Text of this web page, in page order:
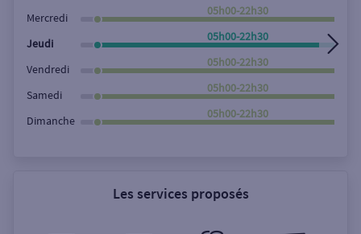
Rechercher
Mercredi
05h00-22h30
Jeudi
05h00-22h30
Vendredi
05h00-22h30
Samedi
05h00-22h30
Dimanche
05h00-22h30
Les services proposés